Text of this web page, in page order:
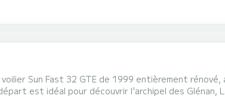
Sun Fast 32 GTE de 1999 entièrement
est idéal pour découvrir l'archipel des Glénan,